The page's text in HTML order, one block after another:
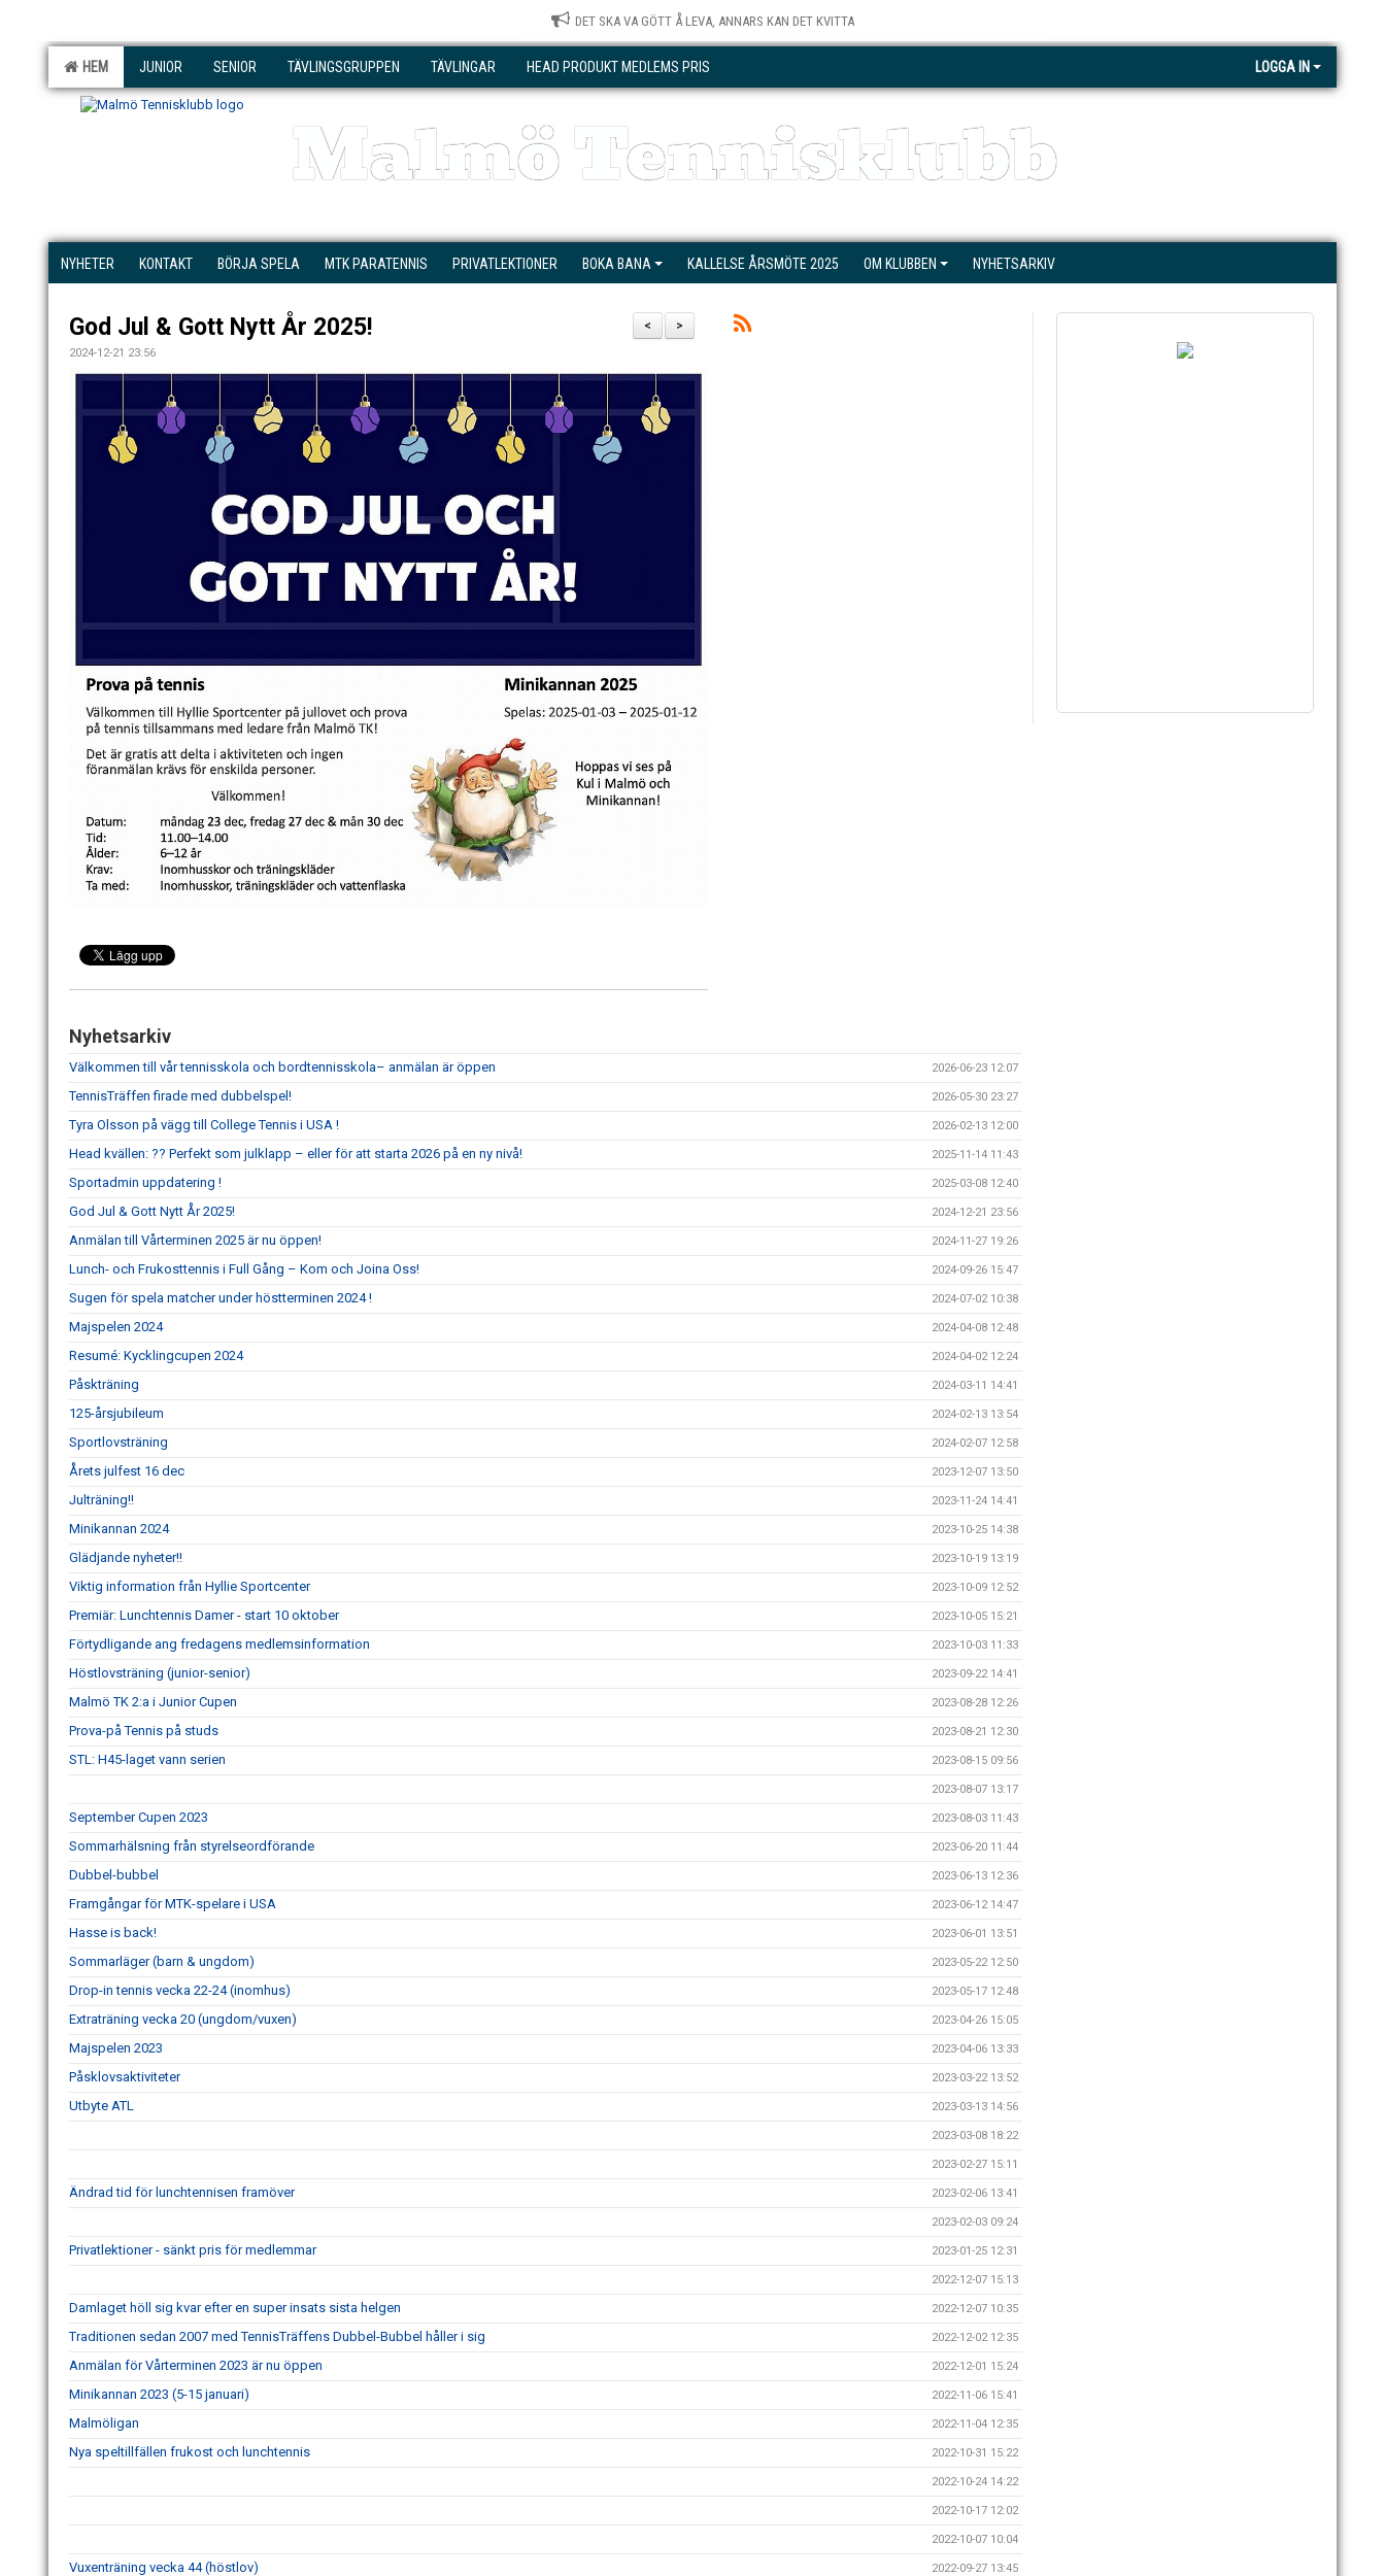
DET SKA VA GÖTT Å LEVA, ANNARS KAN DET KVITTA
HEM JUNIOR SENIOR TÄVLINGSGRUPPEN TÄVLINGAR HEAD PRODUKT MEDLEMS PRIS LOGGA IN
Malmö Tennisklubb
NYHETER KONTAKT BÖRJA SPELA MTK PARATENNIS PRIVATLEKTIONER BOKA BANA KALLELSE ÅRSMÖTE 2025 OM KLUBBEN NYHETSARKIV
>
<
God Jul & Gott Nytt År 2025!
2024-12-21 23:56
Nyhetsarkiv
Välkommen till vår tennisskola och bordtennisskola– anmälan är öppen 2026-06-23 12:07
TennisTräffen firade med dubbelspel! 2026-05-30 23:27
Tyra Olsson på vägg till College Tennis i USA ! 2026-02-13 12:00
Head kvällen: ?? Perfekt som julklapp – eller för att starta 2026 på en ny nivå! 2025-11-14 11:43
Sportadmin uppdatering ! 2025-03-08 12:40
God Jul & Gott Nytt År 2025! 2024-12-21 23:56
Anmälan till Vårterminen 2025 är nu öppen! 2024-11-27 19:26
Lunch- och Frukosttennis i Full Gång – Kom och Joina Oss! 2024-09-26 15:47
Sugen för spela matcher under höstterminen 2024 ! 2024-07-02 10:38
Majspelen 2024 2024-04-08 12:48
Resumé: Kycklingcupen 2024 2024-04-02 12:24
Påskträning 2024-03-11 14:41
125-årsjubileum 2024-02-13 13:54
Sportlovsträning 2024-02-07 12:58
Årets julfest 16 dec 2023-12-07 13:50
Julträning!! 2023-11-24 14:41
Minikannan 2024 2023-10-25 14:38
Glädjande nyheter!! 2023-10-19 13:19
Viktig information från Hyllie Sportcenter 2023-10-09 12:52
Premiär: Lunchtennis Damer - start 10 oktober 2023-10-05 15:21
Förtydligande ang fredagens medlemsinformation 2023-10-03 11:33
Höstlovsträning (junior-senior) 2023-09-22 14:41
Malmö TK 2:a i Junior Cupen 2023-08-28 12:26
Prova-på Tennis på studs 2023-08-21 12:30
STL: H45-laget vann serien 2023-08-15 09:56
2023-08-07 13:17
September Cupen 2023 2023-08-03 11:43
Sommarhälsning från styrelseordförande 2023-06-20 11:44
Dubbel-bubbel 2023-06-13 12:36
Framgångar för MTK-spelare i USA 2023-06-12 14:47
Hasse is back! 2023-06-01 13:51
Sommarläger (barn & ungdom) 2023-05-22 12:50
Drop-in tennis vecka 22-24 (inomhus) 2023-05-17 12:48
Extraträning vecka 20 (ungdom/vuxen) 2023-04-26 15:05
Majspelen 2023 2023-04-06 13:33
Påsklovsaktiviteter 2023-03-22 13:52
Utbyte ATL 2023-03-13 14:56
2023-03-08 18:22
2023-02-27 15:11
Ändrad tid för lunchtennisen framöver 2023-02-06 13:41
2023-02-03 09:24
Privatlektioner - sänkt pris för medlemmar 2023-01-25 12:31
2022-12-07 15:13
Damlaget höll sig kvar efter en super insats sista helgen 2022-12-07 10:35
Traditionen sedan 2007 med TennisTräffens Dubbel-Bubbel håller i sig 2022-12-02 12:35
Anmälan för Vårterminen 2023 är nu öppen 2022-12-01 15:24
Minikannan 2023 (5-15 januari) 2022-11-06 15:41
Malmöligan 2022-11-04 12:35
Nya speltillfällen frukost och lunchtennis 2022-10-31 15:22
2022-10-24 14:22
2022-10-17 12:02
2022-10-07 10:04
Vuxenträning vecka 44 (höstlov) 2022-09-27 13:45